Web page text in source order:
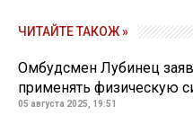
ЧИТАЙТЕ ТАКОЖ »
Омбудсмен Лубинец
применять физическую
05 августа 2025, 19:51